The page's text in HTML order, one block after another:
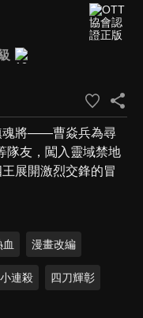
魂將——曹焱兵為尋
隊友，闖入靈域禁地
展開激烈交鋒的冒
血 漫畫改編
小連殺 四刀輝彰